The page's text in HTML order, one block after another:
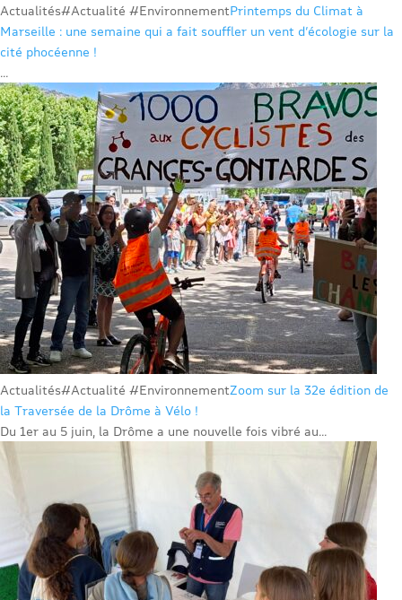
Actualités#Actualité #EnvironnementPrintemps du Climat à
Marseille : une semaine qui a fait souffler un vent d’écologie sur la
cité phocéenne !
...
Actualités#Actualité #EnvironnementZoom sur la 32e édition de
la Traversée de la Drôme à Vélo !
Du 1er au 5 juin, la Drôme a une nouvelle fois vibré au...